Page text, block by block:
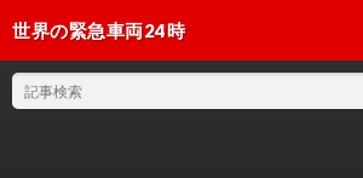
世界の緊急車両24時